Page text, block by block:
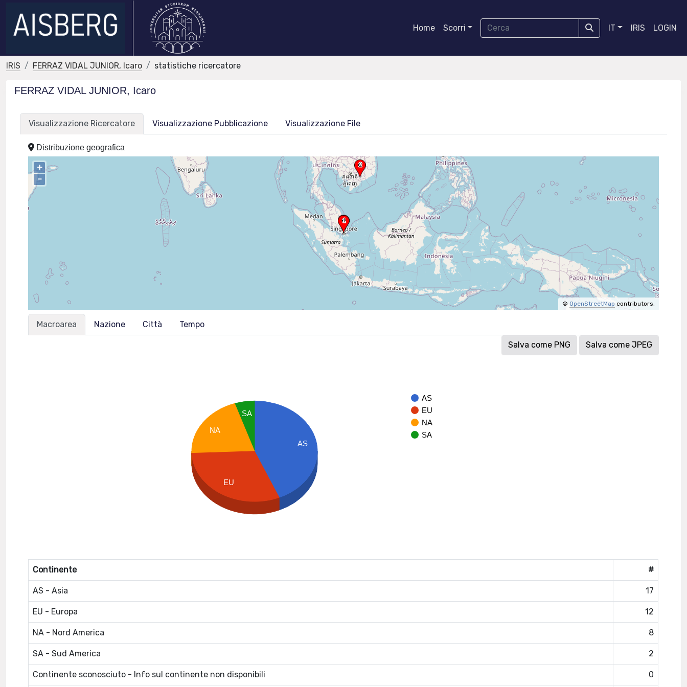
Home Scorri IT IRIS LOGIN
IRIS FERRAZ VIDAL JUNIOR, Icaro statistiche ricercatore
FERRAZ VIDAL JUNIOR, Icaro
Visualizzazione Ricercatore Visualizzazione Pubblicazione Visualizzazione File
Distribuzione geografica
+
–
© OpenStreetMap contributors.
Macroarea Nazione Città Tempo
Salva come PNG Salva come JPEG
AS
EU
NA
SA
AS
SA
NA
EU
Continente #
AS - Asia 17
EU - Europa 12
NA - Nord America 8
SA - Sud America 2
Continente sconosciuto - Info sul continente non disponibili 0